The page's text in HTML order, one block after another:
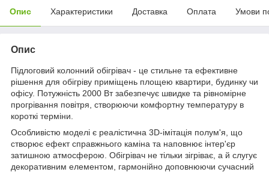
Опис Характеристики Доставка Оплата Умови
Опис
Підлоговий колонний обігрівач - це стильне та ефективне
рішення для обігріву приміщень площею квартири, будинку чи
офісу. Потужність 2000 Вт забезпечує швидке та рівномірне
прогрівання повітря, створюючи комфортну температуру в
короткі терміни.
Особливістю моделі є реалістична 3D-імітація полум'я, що
створює ефект справжнього каміна та наповнює інтер'єр
затишною атмосферою. Обігрівач не тільки зігріває, а й слугує
декоративним елементом, гармонійно доповнюючи сучасний